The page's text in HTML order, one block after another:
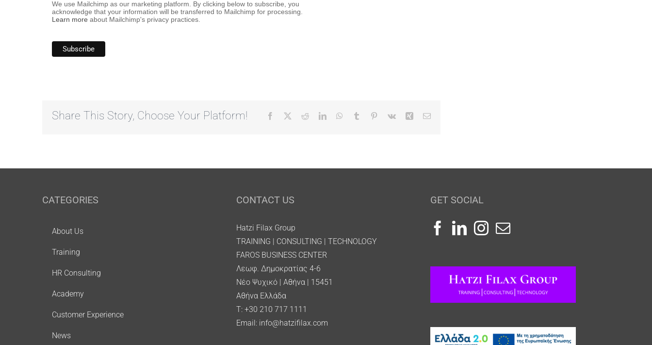
We use Mailchimp as our marketing platform. By clicking below to subscribe, you
acknowledge that your information will be transferred to Mailchimp for processing.
Learn more about Mailchimp's privacy practices.
Share This Story, Choose Your Platform! Facebook RedditLinkedInWhatsApp
Tumblr Pinterest
Vk Xing Email
CATEGORIES
About Us
Training
HR Consulting
Academy
Customer Experience
News
CONTACT US
Hatzi Filax Group
TRAINING | CONSULTING | TECHNOLOGY
FAROS BUSINESS CENTER
Λεωφ. Δημοκρατίας 4-6
Νέο Ψυχικό | Αθήνα | 15451
Αθήνα Ελλάδα
T: +30 210 717 1111
Email: info@hatzifilax.com
GET SOCIAL